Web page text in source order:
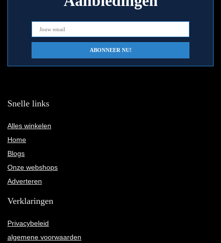
Snelle links
Alles winkelen
Home
Blogs
Onze webshops
Adverteren
Verklaringen
Privacybeleid
algemene voorwaarden